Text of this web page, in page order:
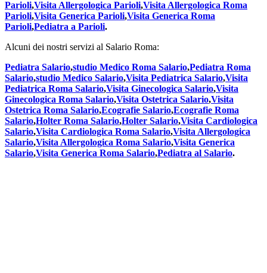
Parioli,Visita Allergologica Parioli,Visita Allergologica Roma
Parioli,Visita Generica Parioli,Visita Generica Roma
Parioli,Pediatra a Parioli.
Alcuni dei nostri servizi al Salario Roma:
Pediatra Salario,studio Medico Roma Salario,Pediatra Roma
Salario,studio Medico Salario,Visita Pediatrica Salario,Visita
Pediatrica Roma Salario,Visita Ginecologica Salario,Visita
Ginecologica Roma Salario,Visita Ostetrica Salario,Visita
Ostetrica Roma Salario,Ecografie Salario,Ecografie Roma
Salario,Holter Roma Salario,Holter Salario,Visita Cardiologica
Salario,Visita Cardiologica Roma Salario,Visita Allergologica
Salario,Visita Allergologica Roma Salario,Visita Generica
Salario,Visita Generica Roma Salario,Pediatra al Salario.